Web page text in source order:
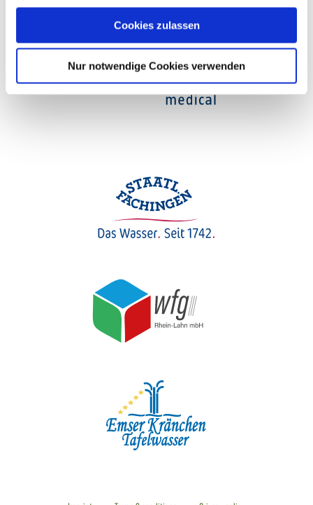
Cookies zulassen
Nur notwendige Cookies verwenden